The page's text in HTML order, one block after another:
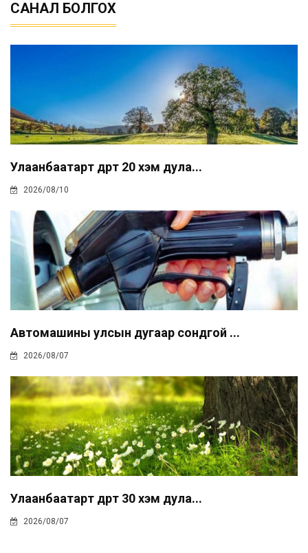
САНАЛ БОЛГОХ
Улаанбаатарт өдөртөө 20 хэм дула...
2026/08/10
Автомашины улсын дугаар сондгой ...
2026/08/07
Улаанбаатарт өдөртөө 30 хэм дула...
2026/08/07